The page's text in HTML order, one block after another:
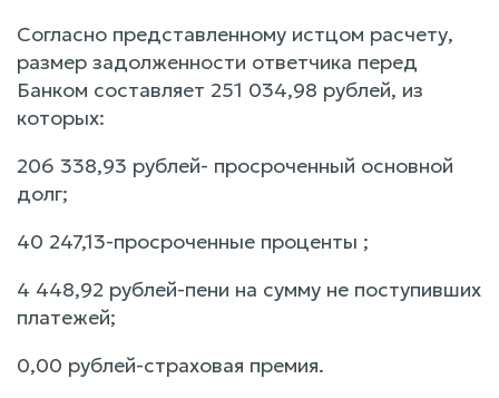
Согласно представленному истцом расчету,
размер задолженности ответчика перед
Банком составляет 251 034,98 рублей, из
которых:
206 338,93 рублей- просроченный основной
долг;
40 247,13-просроченные проценты ;
4 448,92 рублей-пени на сумму не поступивших
платежей;
0,00 рублей-страховая премия.